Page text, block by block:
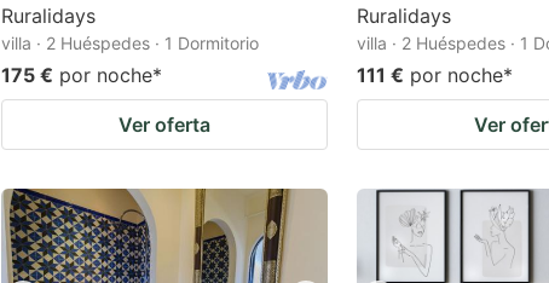
Ruralidays
villa · 2 Huéspedes · 1 Dormitorio
175 € por noche*
Ver oferta
Ruralidays
villa · 2 Huéspedes · 1
111 € por noche*
Ver